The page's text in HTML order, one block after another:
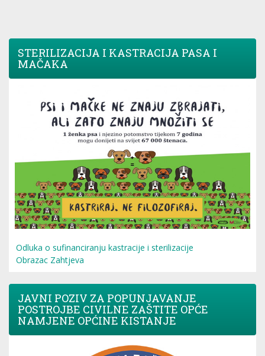
STERILIZACIJA I KASTRACIJA PASA I
MAČAKA
Odluka o sufinanciranju kastracije i sterilizacije
Obrazac Zahtjeva
JAVNI POZIV ZA POPUNJAVANJE
POSTROJBE CIVILNE ZAŠTITE OPĆE
NAMJENE OPĆINE KISTANJE